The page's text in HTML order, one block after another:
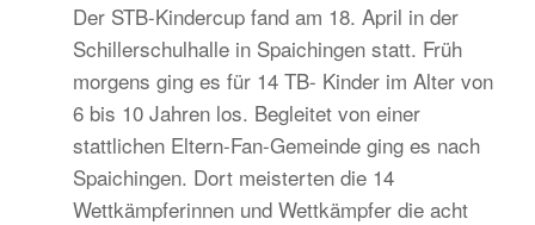
Der STB-Kindercup fand am 18. April in der
Schillerschulhalle in Spaichingen statt. Früh
morgens ging es für 14 TB- Kinder im Alter von
6 bis 10 Jahren los. Begleitet von einer
stattlichen Eltern-Fan-Gemeinde ging es nach
Spaichingen. Dort meisterten die 14
Wettkämpferinnen und Wettkämpfer die acht